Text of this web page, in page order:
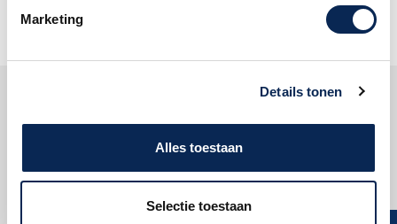
Marketing
Details tonen
Alles toestaan
Selectie toestaan
Dijkman Muziek